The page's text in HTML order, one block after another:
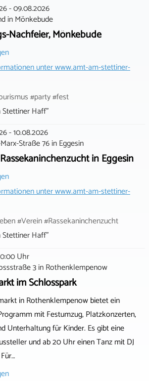
-09.08.2026
inMönkebude
Nachfeier, Mönkebude
unterwww.amt-am-stettiner-
#party #fest
Haff"
-10.08.2026
Straße 76inEggesin
in Eggesin
unterwww.amt-am-stettiner-
#Verein #Rassekaninchenzucht
Haff"
Uhr
3inRothenklempenow
im Schlosspark
in Rothenklempenow bietet ein
mit Festumzug, Platzkonzerten,
Unterhaltung für Kinder. Es gibt eine
und ab 20 Uhr einen Tanz mit DJ